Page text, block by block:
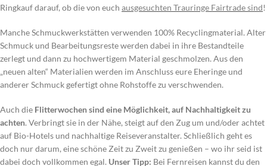
Ringkauf darauf, ob die von euch ausgesuchten Trauringe Fairtrade sind!
Manche Schmuckwerkstätten verwenden 100% Recyclingmaterial. Alter
Schmuck und Bearbeitungsreste werden dabei in ihre Bestandteile
zerlegt und dann zu hochwertigem Material geschmolzen. Aus den
„neuen alten“ Materialien werden im Anschluss eure Eheringe und
anderer Schmuck gefertigt ohne Rohstoffe zu verschwenden.
Auch die Flitterwochen sind eine Möglichkeit, auf Nachhaltigkeit zu
achten. Verbringt sie in der Nähe, steigt auf den Zug um und/oder achtet
auf Bio-Hotels und nachhaltige Reiseveranstalter. Schließlich geht es
doch nur darum, eine schöne Zeit zu Zweit zu genießen – wo ihr seid ist
dabei doch vollkommen egal. Unser Tipp: Bei Fernreisen kannst du den